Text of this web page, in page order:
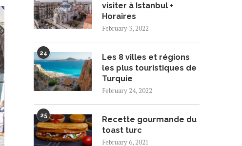
visiter à Istanbul +
Horaires
February 3, 2022
24
Les 8 villes et régions
les plus touristiques de
Turquie
February 24, 2022
25
Recette gourmande du
toast turc
February 6, 2021